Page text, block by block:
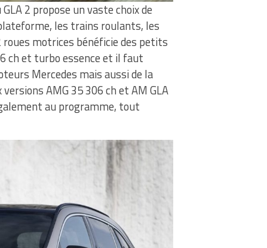
2 propose un vaste choix de
les trains roulants, les
motrices bénéficie des petits
ch et turbo essence et il faut
Mercedes mais aussi de la
AMG 35 306 ch et AM GLA
au programme, tout